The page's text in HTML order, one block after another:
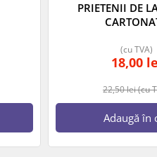
PRIETENII DE
22,50lei(cu
18,00
(cu TVA)
Adaugă în